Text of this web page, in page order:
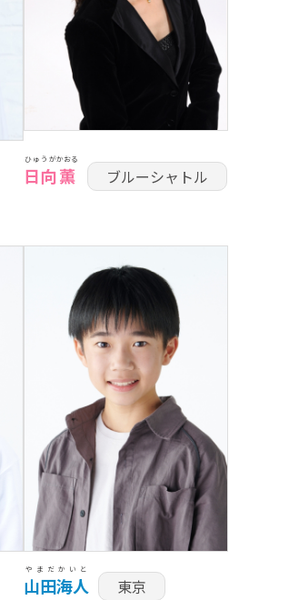
日向
ひゅうが
薫
かおる
ブルーシャトル
山田
やまだ
海人
かいと
東京